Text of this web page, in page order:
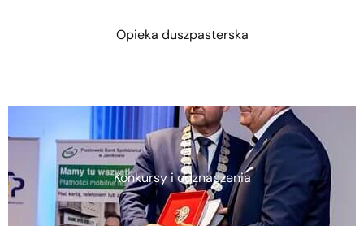
Opieka duszpasterska
Konkursy i odznaczenia